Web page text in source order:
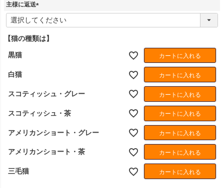
主様に返送
(
必
)
【猫の種類は】
黒猫 カートに入れる
白猫 カートに入れる
スコティッシュ・グレー カートに入れる
スコティッシュ・茶 カートに入れる
アメリカンショート・グレー カートに入れる
アメリカンショート・茶 カートに入れる
三毛猫 カートに入れる